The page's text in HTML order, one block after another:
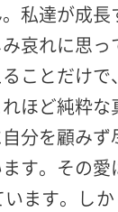
私達が成
哀れに思
ことだけで
ほど純粋
分を顧み
す。その
ます。し